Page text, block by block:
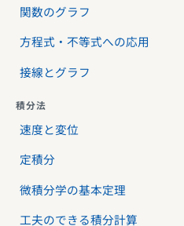
関数のグラフ
方程式・不等式への応用
接線とグラフ
積分法
速度と変位
定積分
微積分学の基本定理
工夫のできる積分計算